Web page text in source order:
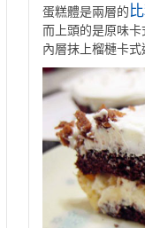
蛋糕體是兩層的
而上頭的是原味卡
內層抹上榴槤卡